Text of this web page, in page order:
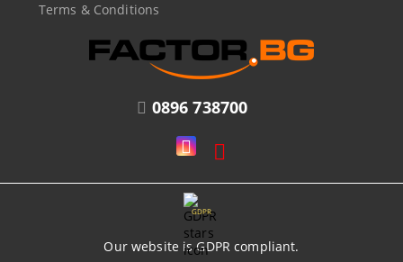
0896 738700
Terms & Conditions
GDPR
Our website is GDPR compliant.